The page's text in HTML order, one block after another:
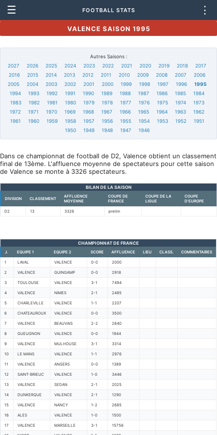
☰ FOOTBALL STATS ⋮
VALENCE SAISON 1995
Autres Saisons :
2027
2026 2025 2024 2023 2022 2021 2020 2019 2018
2017
2016
2015 2014 2013 2012 2011 2010 2009 2008 2007
2006
2005
2004 2003 2002 2001 2000 1999 1998 1997 1996
1995
1994
1993 1992 1991 1990 1989 1988 1987 1986 1985
1984
1983
1982 1981 1980 1979 1978 1977 1976 1975 1974
1973
1972
1971 1970 1969 1968 1967 1966 1965 1964 1963
1962
1961
1960 1959 1958 1957 1956 1955 1954 1953 1952
1951
1950
1949 1948 1947 1946
Dans ce championnat de football de D2, Valence obtient un classement
final de 13ème. L'affluence moyenne de spectateurs pour cette saison
de Valence se monte à 3326 spectateurs.
BILAN DE LA SAISON
DIVISION CLASSEMENT
AFFLUENCE
MOYENNE
COUPE DE
FRANCE
COUPE DE LA
LIGUE
COUPE
D'EUROPE
D2 13 3326 prelim
CHAMPIONNAT DE FRANCE
J. EQUIPE 1 EQUIPE 2 SCORE AFFLUENCE LIEU CLASS. COMMENTAIRES
1 LAVAL VALENCE 0-0 2000
2 VALENCE GUINGAMP 0-0 2918
3 TOULOUSE VALENCE 3-1 7494
4 VALENCE NIMES 2-1 2485
5 CHARLEVILLE VALENCE 1-1 2207
6 CHATEAUROUX VALENCE 0-0 3500
7 VALENCE BEAUVAIS 2-2 2840
8 GUEUGNON VALENCE 0-0 1944
9 VALENCE MULHOUSE 3-1 3314
10 LE MANS VALENCE 1-1 2976
11 VALENCE ANGERS 0-0 1389
12 SAINT-BRIEUC VALENCE 1-0 3446
13 VALENCE SEDAN 2-1 2025
14 DUNKERQUE VALENCE 2-1 1290
15 VALENCE NANCY 1-2 2685
16 ALES VALENCE 1-0 1500
17 VALENCE MARSEILLE 3-1 15756